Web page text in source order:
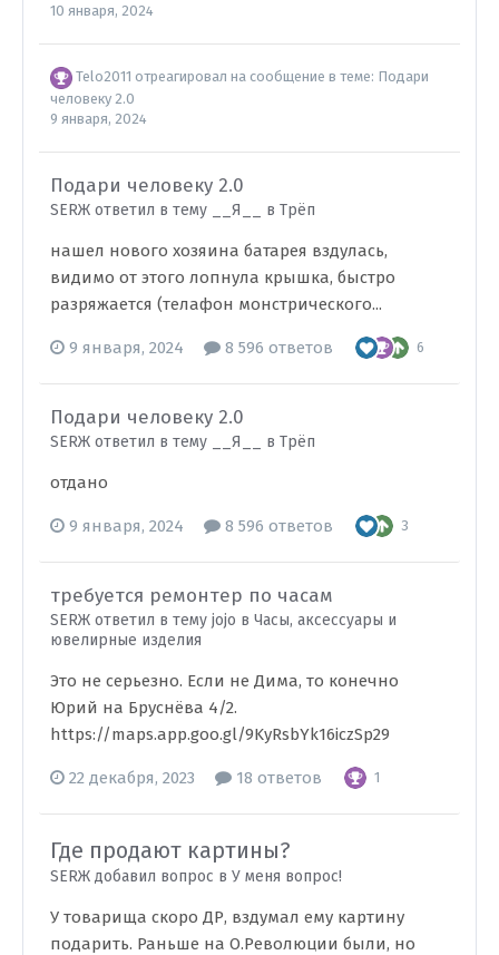
10 января, 2024
Telo2011 отреагировал на сообщение в теме: Подари
человеку 2.0
9 января, 2024
Подари человеку 2.0
SERЖ ответил в тему __Я__ в Трёп
нашел нового хозяина батарея вздулась,
видимо от этого лопнула крышка, быстро
разряжается (телафон монстрического...
9 января, 2024 8 596 ответов 6
Подари человеку 2.0
SERЖ ответил в тему __Я__ в Трёп
отдано
9 января, 2024 8 596 ответов 3
требуется ремонтер по часам
SERЖ ответил в тему jojo в Часы, аксессуары и
ювелирные изделия
Это не серьезно. Если не Дима, то конечно
Юрий на Бруснёва 4/2.
https://maps.app.goo.gl/9KyRsbYk16iczSp29
22 декабря, 2023 18 ответов 1
Где продают картины?
SERЖ добавил вопрос в У меня вопрос!
У товарища скоро ДР, вздумал ему картину
подарить. Раньше на О.Революции были, но